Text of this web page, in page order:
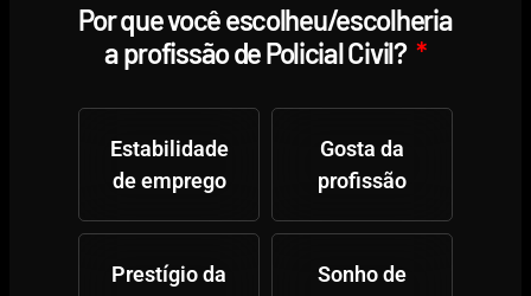
Por que você escolheu/escolheria
a profissão de Policial Civil?
Estabilidade
de emprego
Gosta da
profissão
Prestígio da
Sonho de